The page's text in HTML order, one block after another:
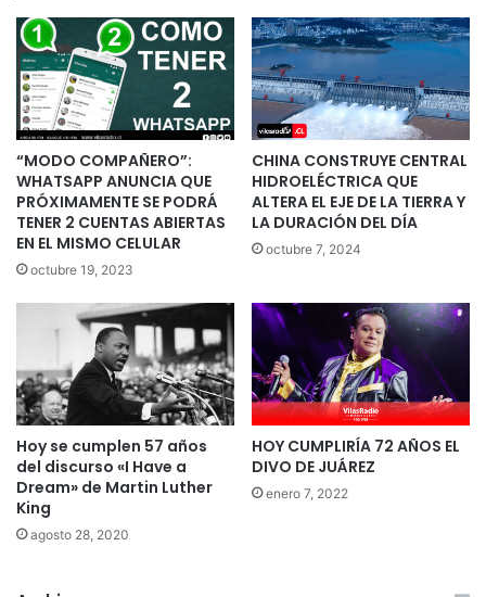
“MODO COMPAÑERO”:
WHATSAPP ANUNCIA QUE
PRÓXIMAMENTE SE PODRÁ
TENER 2 CUENTAS ABIERTAS
EN EL MISMO CELULAR
octubre 19, 2023
CHINA CONSTRUYE CENTRAL
HIDROELÉCTRICA QUE
ALTERA EL EJE DE LA TIERRA Y
LA DURACIÓN DEL DÍA
octubre 7, 2024
Hoy se cumplen 57 años
del discurso «I Have a
Dream» de Martin Luther
King
agosto 28, 2020
HOY CUMPLIRÍA 72 AÑOS EL
DIVO DE JUÁREZ
enero 7, 2022